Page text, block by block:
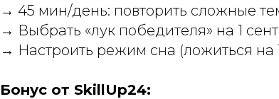
→ 45 мин/день: повторить сложные
→ Выбрать «лук победителя» на 1
→ Настроить режим сна (ложиться
Бонус от SkillUp24: